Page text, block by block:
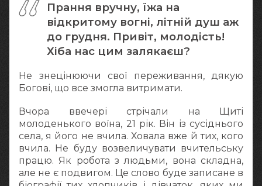
Прання вручну, їжа на
відкритому вогні, літній душ аж
до грудня. Привіт, молодість!
Хіба нас цим залякаєш?
Не знецінюючи свої переживання, дякую
Богові, що все змогла витримати.
Вчора ввечері стрічали на Щиті
молоденького воїна, 21 рік. Він із сусіднього
села, я його не вчила. Ховала вже й тих, кого
вчила. Не буду возвеличувати вчительську
працю. Як робота з людьми, вона складна,
але не є подвигом. Це слово буде записане в